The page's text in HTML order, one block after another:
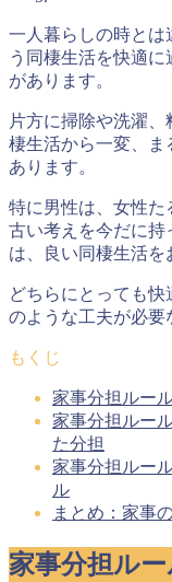
一人暮らしの時とは
う同棲生活を快適に
があります。
片方に掃除や洗濯
棲生活から一変、ま
あります。
特に男性は、女性た
古い考えを今だに持
は、良い同棲生活を
どちらにとっても
のような工夫が必要
もくじ
家事分担ルー
家事分担ルー
た分担
家事分担ルー
ル
まとめ：家事
家事分担ル